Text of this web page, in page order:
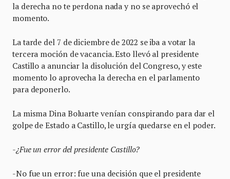
la derecha no te perdona nada y no se aprovechó el
momento.
La tarde del 7 de diciembre de 2022 se iba a votar la
tercera moción de vacancia. Esto llevó al presidente
Castillo a anunciar la disolución del Congreso, y este
momento lo aprovecha la derecha en el parlamento
para deponerlo.
La misma Dina Boluarte venían conspirando para dar el
golpe de Estado a Castillo, le urgía quedarse en el poder.
-¿Fue un error del presidente Castillo?
-No fue un error: fue una decisión que el presidente